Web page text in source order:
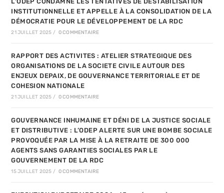
INSTITUTIONNELLE ET APPELLE À LA CONSOLIDATION DE LA
DÉMOCRATIE POUR LE DÉVELOPPEMENT DE LA RDC
21 JUILLET 2025 / 0 COMMENTAIRE
RAPPORT DES ACTIVITES : ATELIER STRATEGIQUE DES
ORGANISATIONS DE LA SOCIETE CIVILE AUTOUR DES
ENJEUX DEPAIX, DE GOUVERNANCE TERRITORIALE ET DE
COHESION NATIONALE
21 JUILLET 2025 / 0 COMMENTAIRE
GOUVERNANCE INHUMAINE ET DÉNI DE LA JUSTICE SOCIALE
ET DISTRIBUTIVE : L’ODEP ALERTE SUR UNE BOMBE SOCIALE
PROVOQUÉE PAR LA MISE À LA RETRAITE DE 300 000
AGENTS SANS GARANTIES SOCIALES PAR LE
GOUVERNEMENT DE LA RDC
15 JUILLET 2025 / 0 COMMENTAIRE